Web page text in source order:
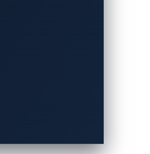
目標を支援しま
ソフトウェアのリ
ティビティ、セキ